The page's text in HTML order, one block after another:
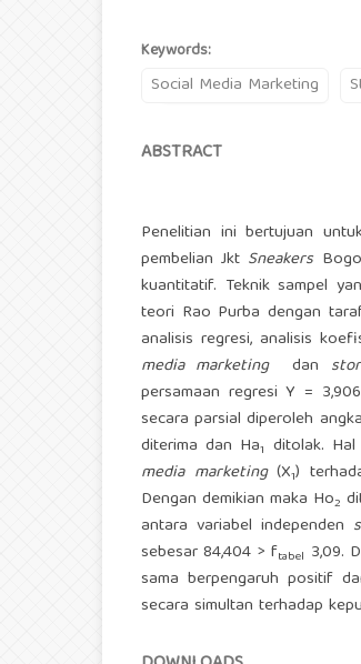
Keywords:
Social Media Marketing
ABSTRACT
Penelitian ini bertujuan
pembelian Jkt Sneakers
kuantitatif. Teknik sampel
teori Rao Purba dengan
analisis regresi, analisis
media marketing
dan
persamaan regresi Y =
secara parsial diperoleh angka
diterima dan Ha1 ditolak.
media marketing(X1)
Dengan demikian maka Ho2
antara variabel independen
sebesar 84,404 > ftabel 3,09.
sama berpengaruh positif
secara simultan terhadap